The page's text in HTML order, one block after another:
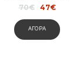
70€
Original
was:
70€.
47€Current
is:
47€.
ΑΓΟΡΑ